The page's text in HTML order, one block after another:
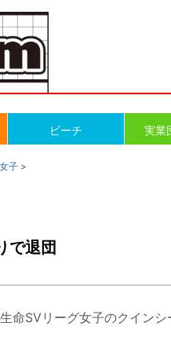
ビーチ 実業
子 >
で退団
命SVリーグ女子のクイン